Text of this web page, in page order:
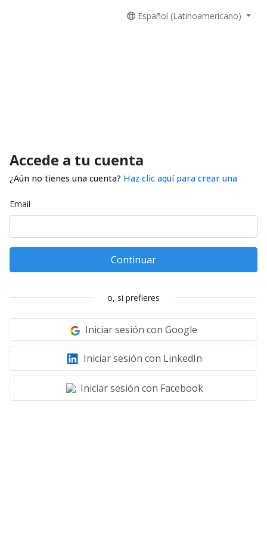
Español (Latinoamericano)
Accede a tu cuenta
¿Aún no tienes una cuenta? Haz clic aquí para crear una
Email
Continuar
o, si prefieres
Iniciar sesión con Google
Iniciar sesión con LinkedIn
Iniciar sesión con Facebook